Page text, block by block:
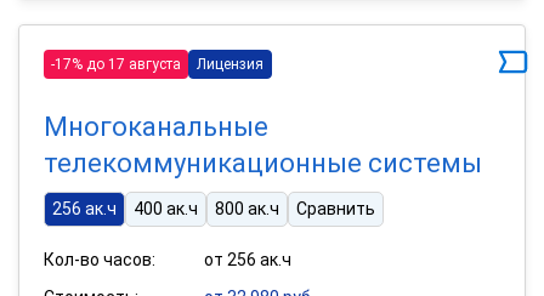
-17% до 17 августа Лицензия
Многоканальные
телекоммуникационные системы
256 ак.ч 400 ак.ч 800 ак.ч Сравнить
Кол-во часов:
от 256 ак.ч